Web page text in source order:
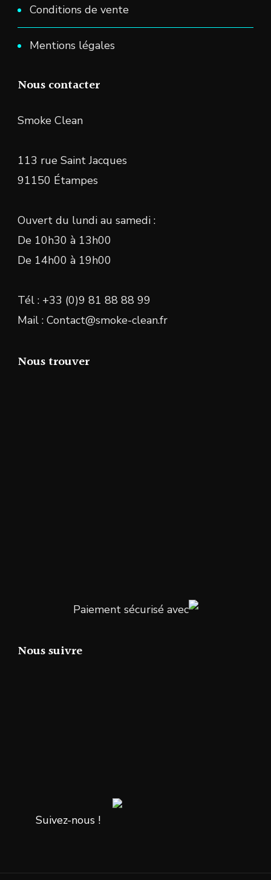
Conditions de vente
Mentions légales
Nous contacter
Smoke Clean
113 rue Saint Jacques
91150 Étampes
Ouvert du lundi au samedi :
De 10h30 à 13h00
De 14h00 à 19h00
Tél : +33 (0)9 81 88 88 99
Mail : Contact@smoke-clean.fr
Nous trouver
Paiement sécurisé avec
Nous suivre
Suivez-nous !